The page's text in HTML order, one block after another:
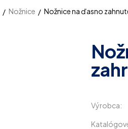
Nožnice Nožnice na ďasno
Výrobca: